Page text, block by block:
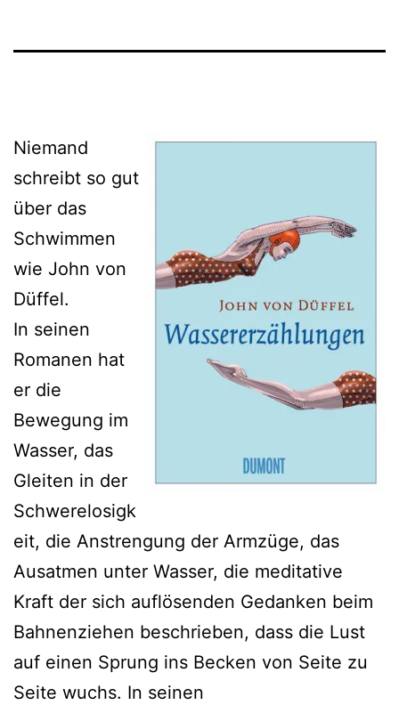
Niemand
schreibt so gut
über das
Schwimmen
wie John von
Düffel.
In seinen
Romanen hat
er die
Bewegung im
Wasser, das
Gleiten in der
Schwerelosigk
eit, die Anstrengung der Armzüge, das
Ausatmen unter Wasser, die meditative
Kraft der sich auflösenden Gedanken beim
Bahnenziehen beschrieben, dass die Lust
auf einen Sprung ins Becken von Seite zu
Seite wuchs. In seinen